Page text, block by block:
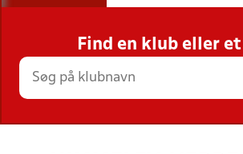
INDHOLD
STILLINGER, RESULTATER,
HOLD
Find en klub eller